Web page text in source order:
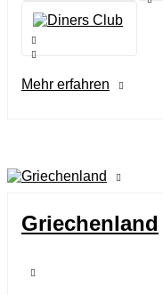
Mehr erfahren
Griechenland